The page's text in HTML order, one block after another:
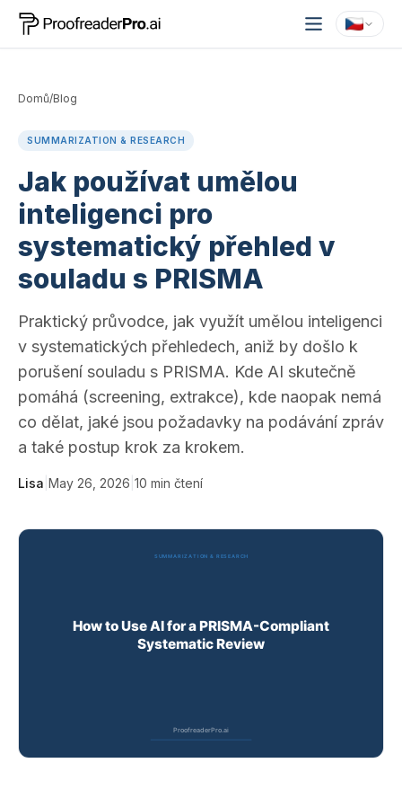
Domů/Blog
SUMMARIZATION & RESEARCH
Jak používat umělou
inteligenci pro
systematický přehled v
souladu s PRISMA
Praktický průvodce, jak využít umělou inteligenci
v systematických přehledech, aniž by došlo k
porušení souladu s PRISMA. Kde AI skutečně
pomáhá (screening, extrakce), kde naopak nemá
co dělat, jaké jsou požadavky na podávání zpráv
a také postup krok za krokem.
Lisa May 26, 2026 10 min čtení